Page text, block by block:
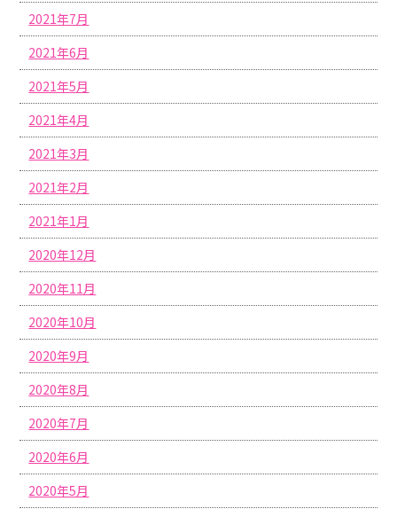
2021年7月
2021年6月
2021年5月
2021年4月
2021年3月
2021年2月
2021年1月
2020年12月
2020年11月
2020年10月
2020年9月
2020年8月
2020年7月
2020年6月
2020年5月